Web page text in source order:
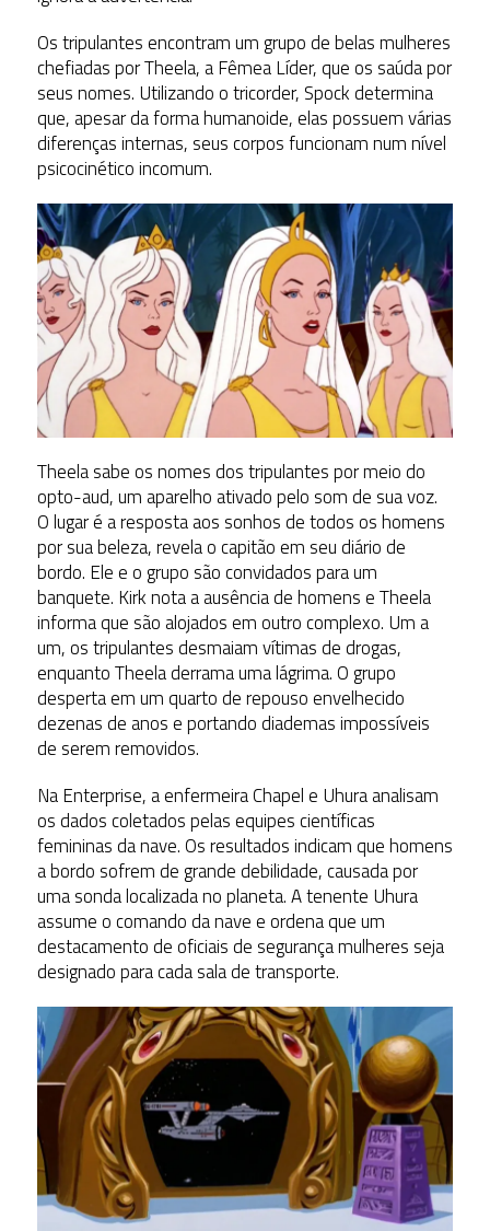
Os tripulantes encontram um grupo de belas mulheres
chefiadas por Theela, a Fêmea Líder, que os saúda por
seus nomes. Utilizando o tricorder, Spock determina
que, apesar da forma humanoide, elas possuem várias
diferenças internas, seus corpos funcionam num nível
psicocinético incomum.
Theela sabe os nomes dos tripulantes por meio do
opto-aud, um aparelho ativado pelo som de sua voz.
O lugar é a resposta aos sonhos de todos os homens
por sua beleza, revela o capitão em seu diário de
bordo. Ele e o grupo são convidados para um
banquete. Kirk nota a ausência de homens e Theela
informa que são alojados em outro complexo. Um a
um, os tripulantes desmaiam vítimas de drogas,
enquanto Theela derrama uma lágrima. O grupo
desperta em um quarto de repouso envelhecido
dezenas de anos e portando diademas impossíveis
de serem removidos.
Na Enterprise, a enfermeira Chapel e Uhura analisam
os dados coletados pelas equipes científicas
femininas da nave. Os resultados indicam que homens
a bordo sofrem de grande debilidade, causada por
uma sonda localizada no planeta. A tenente Uhura
assume o comando da nave e ordena que um
destacamento de oficiais de segurança mulheres seja
designado para cada sala de transporte.